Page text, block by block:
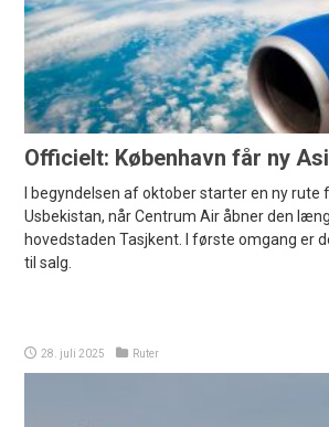
Officielt: København får ny
I begyndelsen af oktober starter en ny rute
Usbekistan, når Centrum Air åbner den
hovedstaden Tasjkent. I første omgang er
til salg.
28. juli 2025 Ruter